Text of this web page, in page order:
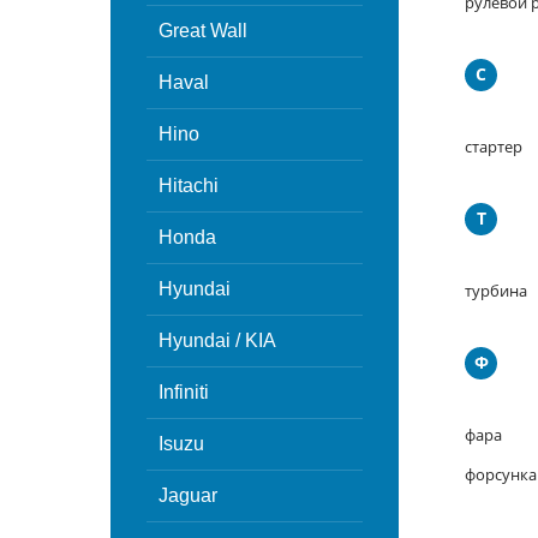
Great Wall
Haval
Hino
Hitachi
Honda
Hyundai
Hyundai / KIA
Infiniti
Isuzu
Jaguar
С
стартер
Т
турбина
Ф
фара
форсунка